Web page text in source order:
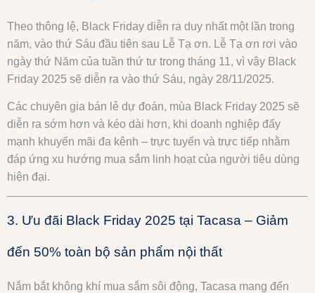
Theo thông lệ, Black Friday diễn ra duy nhất một lần trong
năm, vào thứ Sáu đầu tiên sau Lễ Tạ ơn. Lễ Tạ ơn rơi vào
ngày thứ Năm của tuần thứ tư trong tháng 11, vì vậy Black
Friday 2025 sẽ diễn ra vào thứ Sáu, ngày 28/11/2025.
Các chuyên gia bán lẻ dự đoán, mùa Black Friday 2025 sẽ
diễn ra sớm hơn và kéo dài hơn, khi doanh nghiệp đẩy
mạnh khuyến mãi đa kênh – trực tuyến và trực tiếp nhằm
đáp ứng xu hướng mua sắm linh hoạt của người tiêu dùng
hiện đại.
3. Ưu đãi Black Friday 2025 tại Tacasa – Giảm
đến 50% toàn bộ sản phẩm nội thất
Nắm bắt không khí mua sắm sôi động, Tacasa mang đến